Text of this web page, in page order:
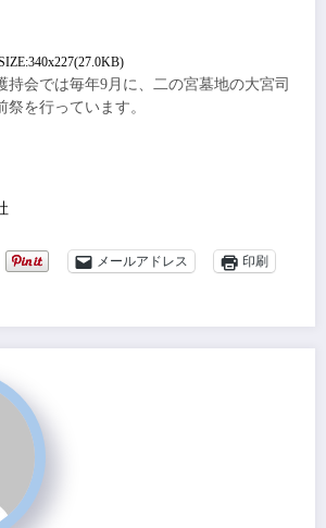
持会では毎年9月に、二の宮墓地の大宮司
を行っています。
メールアドレス 印刷